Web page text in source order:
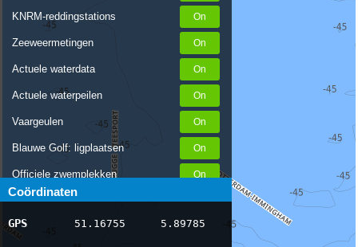
KNRM-reddingstations
Zeeweermetingen
Actuele waterdata
Actuele waterpeilen
Vaargeulen
Blauwe Golf: ligplaatsen
Officiele zwemplekken
Stremmingen/hinder
AIS scheepsposities
Coördinaten
GPS 51.16755 5.89785